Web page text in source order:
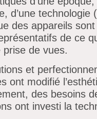
d’une technologie
des appareils
de ce
prise de vues.
et
ont modifié
des besoins
ont investi la